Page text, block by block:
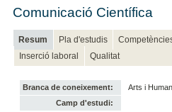
Comunicació Científica
Resum Pla d'estudis
Inserció laboral
Qualitat
Branca de coneixement:
Arts i
Camp d'estudi: